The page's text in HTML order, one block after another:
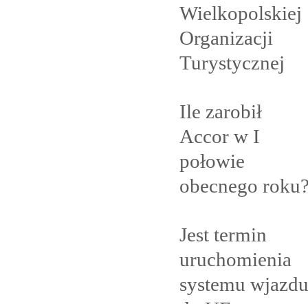
Wielkopolskiej
Organizacji
Turystycznej
Ile zarobił
Accor w I
połowie
obecnego
Jest termin
uruchomienia
systemu wjazdu